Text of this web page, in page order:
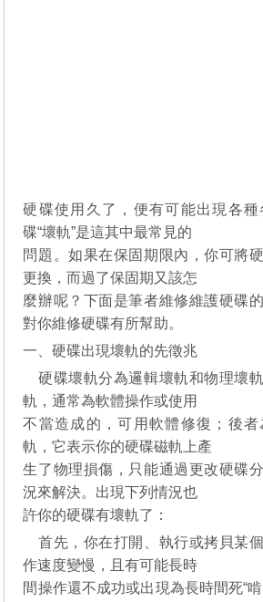
硬碟使用久了，便有可能出現各
碟“壞軌”是這其中最常見的
問題。如果在保固期限內，你可將
更換，而過了保固期又該怎
麼辦呢？下面是筆者維修維護硬碟
對你維修硬碟有所幫助。
一、硬碟出現壞軌的先徵兆
硬碟壞軌分為邏輯壞軌和物理壞
軌，通常為軟體操作或使用
不當造成的，可用軟體修復；後
軌，它表示你的硬碟磁軌上產
生了物理損傷，只能通過更改硬碟
況來解決。出現下列情況也
許你的硬碟有壞軌了：
首先，你在打開、執行或拷貝某
作速度變慢，且有可能長時
間操作還不成功或出現為長時間死“